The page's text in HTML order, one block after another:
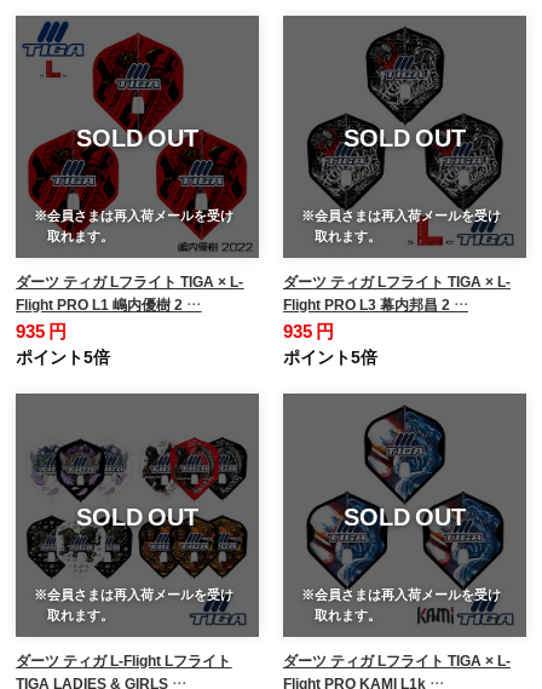
SOLD OUT
※会員さまは再入荷メールを受け
取れます。
ダーツ ティガ Lフライト TIGA × L-
Flight PRO L1 嶋内優樹 2 …
935 円
ポイント5倍
SOLD OUT
※会員さまは再入荷メールを受け
取れます。
ダーツ ティガ Lフライト TIGA × L-
Flight PRO L3 幕内邦昌 2 …
935 円
ポイント5倍
SOLD OUT
※会員さまは再入荷メールを受け
取れます。
ダーツ ティガ L-Flight Lフライト
TIGA LADIES & GIRLS …
SOLD OUT
※会員さまは再入荷メールを受け
取れます。
ダーツ ティガ Lフライト TIGA × L-
Flight PRO KAMI L1k …